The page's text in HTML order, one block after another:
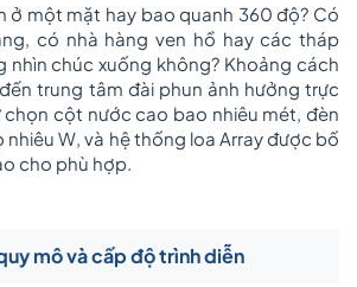
ở một mặt hay bao quanh 360 độ? Có
có nhà hàng ven hồ hay các tháp
nhìn chúc xuống không? Khoảng cách
trung tâm đài phun ảnh hưởng trực
chọn cột nước cao bao nhiêu mét, đèn
nhiêu W, và hệ thống loa Array được bố
cho phù hợp.
mô và cấp độ trình diễn